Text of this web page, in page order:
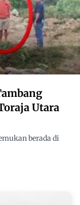
Utara
berada di